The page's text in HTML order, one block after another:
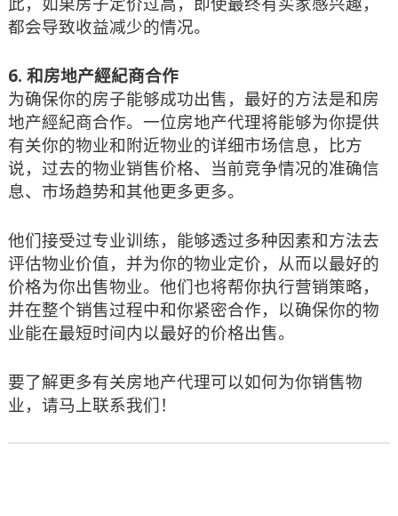
都会导致收益减少的情况。
6. 和房地产經紀商合作
为确保你的房子能够成功出售，最好的方法是和房
地产經紀商合作。一位房地产代理将能够为你提供
有关你的物业和附近物业的详细市场信息，比方
说，过去的物业销售价格、当前竞争情况的准确信
息、市场趋势和其他更多更多。
他们接受过专业训练，能够透过多种因素和方法去
评估物业价值，并为你的物业定价，从而以最好的
价格为你出售物业。他们也将帮你执行营销策略，
并在整个销售过程中和你紧密合作，以确保你的物
业能在最短时间内以最好的价格出售。
要了解更多有关房地产代理可以如何为你销售物
业，请马上联系我们！